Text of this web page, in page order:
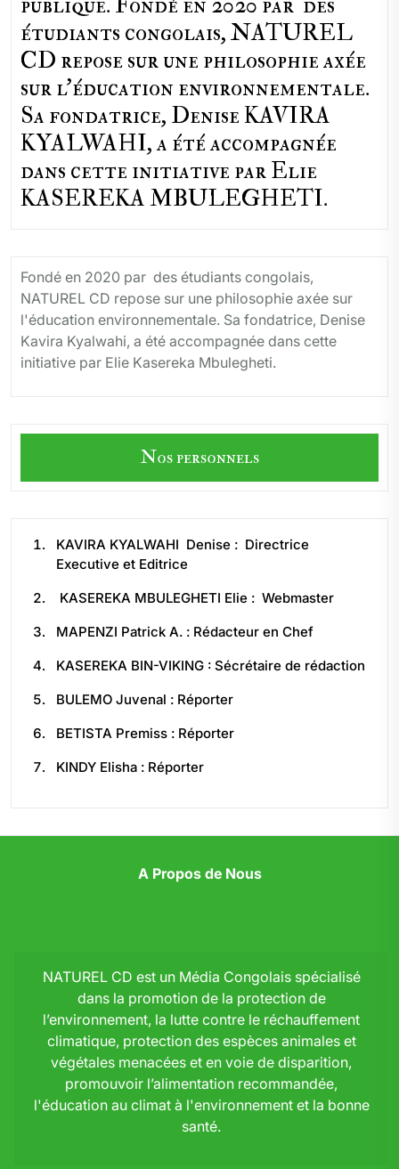
étudiants congolais, NATUREL
CD repose sur une philosophie axée
sur l'éducation environnementale.
Sa fondatrice, Denise KAVIRA
KYALWAHI, a été accompagnée
dans cette initiative par Elie
KASEREKA MBULEGHETI.
Fondé en 2020 par des étudiants congolais,
NATUREL CD repose sur une philosophie axée sur
l'éducation environnementale. Sa fondatrice, Denise
Kavira Kyalwahi, a été accompagnée dans cette
initiative par Elie Kasereka Mbulegheti.
Nos personnels
KAVIRA KYALWAHI Denise : Directrice
Executive et Editrice
KASEREKA MBULEGHETI Elie : Webmaster
MAPENZI Patrick A. : Rédacteur en Chef
KASEREKA BIN-VIKING : Sécrétaire de rédaction
BULEMO Juvenal : Réporter
BETISTA Premiss : Réporter
KINDY Elisha : Réporter
A Propos de Nous
NATUREL CD est un Média Congolais spécialisé
dans la promotion de la protection de
l’environnement, la lutte contre le réchauffement
climatique, protection des espèces animales et
végétales menacées et en voie de disparition,
promouvoir l’alimentation recommandée,
l'éducation au climat à l'environnement et la bonne
santé.